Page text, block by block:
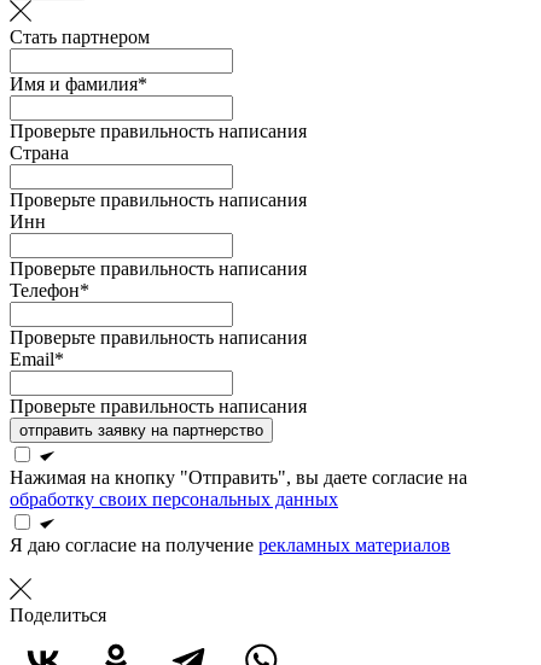
Стать партнером
Имя и фамилия*
Проверьте правильность написания
Страна
Проверьте правильность написания
Инн
Проверьте правильность написания
Телефон*
Проверьте правильность написания
Email*
Проверьте правильность написания
отправить заявку на партнерство
Нажимая на кнопку "Отправить", вы даете согласие на
обработку своих персональных данных
Я даю согласие на получение рекламных материалов
Поделиться